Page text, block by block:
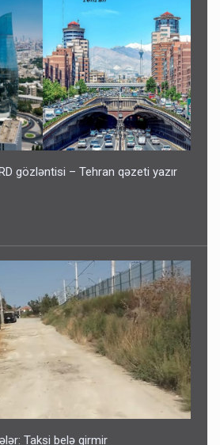
gözləntisi – Tehran qəzeti yazır
Taksi belə girmir